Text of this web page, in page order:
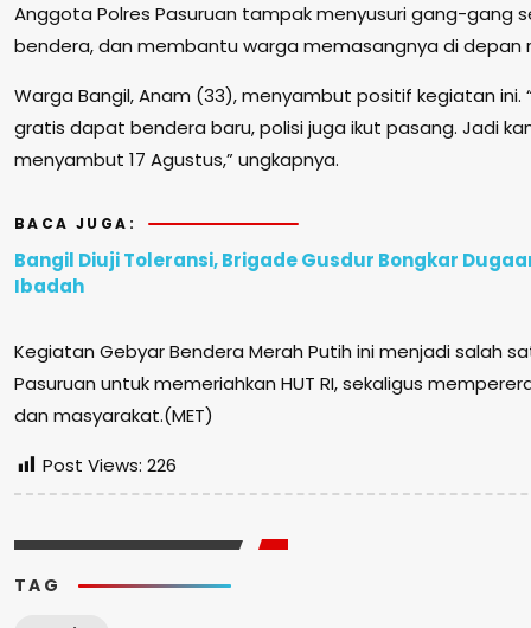
Anggota Polres Pasuruan tampak menyusuri gang-gang
bendera, dan membantu warga memasangnya di depan
Warga Bangil, Anam (33), menyambut positif kegiatan ini.
gratis dapat bendera baru, polisi juga ikut pasang. Jadi
menyambut 17 Agustus,” ungkapnya.
BACA JUGA:
Bangil Diuji Toleransi, Brigade Gusdur Bongkar
Ibadah
Kegiatan Gebyar Bendera Merah Putih ini menjadi salah
Pasuruan untuk memeriahkan HUT RI, sekaligus
dan masyarakat.(MET)
Post Views: 226
TAG